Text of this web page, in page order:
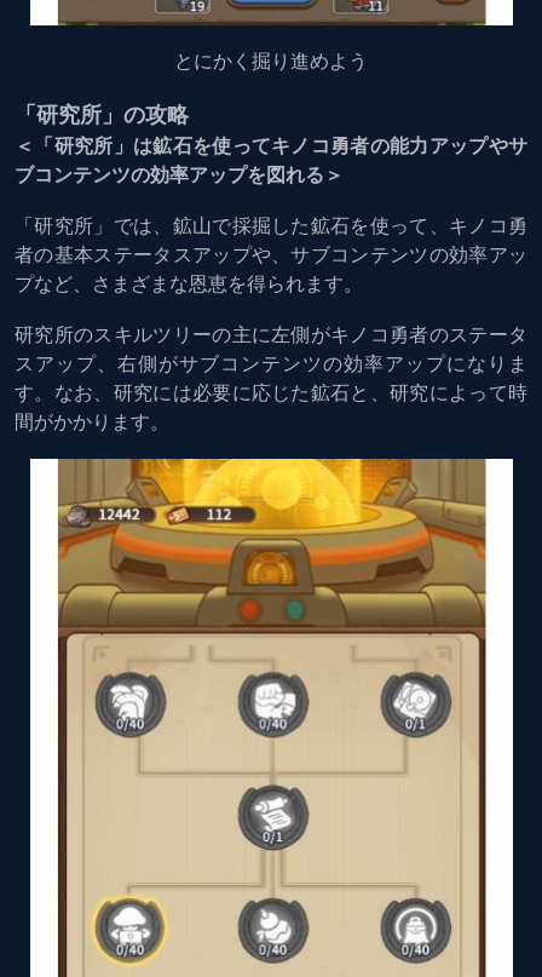
とにかく掘り進めよう
「研究所」の攻略
＜「研究所」は鉱石を使ってキノコ勇者の能力アップやサ
ブコンテンツの効率アップを図れる＞
「研究所」では、鉱山で採掘した鉱石を使って、キノコ勇
者の基本ステータスアップや、サブコンテンツの効率アッ
プなど、さまざまな恩恵を得られます。
研究所のスキルツリーの主に左側がキノコ勇者のステータ
スアップ、右側がサブコンテンツの効率アップになりま
す。なお、研究には必要に応じた鉱石と、研究によって時
間がかかります。